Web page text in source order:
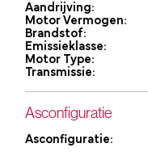
Aandrijving:
Motor Vermogen:
Brandstof:
Emissieklasse:
Motor Type:
Transmissie:
Asconfiguratie
Asconfiguratie: